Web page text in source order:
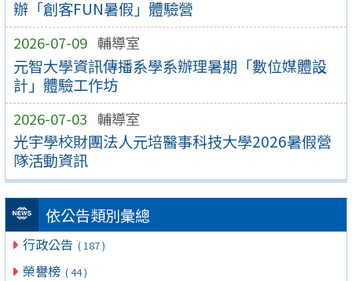
辦「創客FUN暑假」體驗營
2026-07-09 輔導室
元智大學資訊傳播系學系辦理暑期「數位媒體設
計」體驗工作坊
2026-07-03 輔導室
光宇學校財團法人元培醫事科技大學2026暑假營
隊活動資訊
依公告類別彙總
行政公告 ( 187 )
榮譽榜 ( 44 )